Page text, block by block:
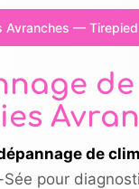
Avranches — Tirepied
de
pour